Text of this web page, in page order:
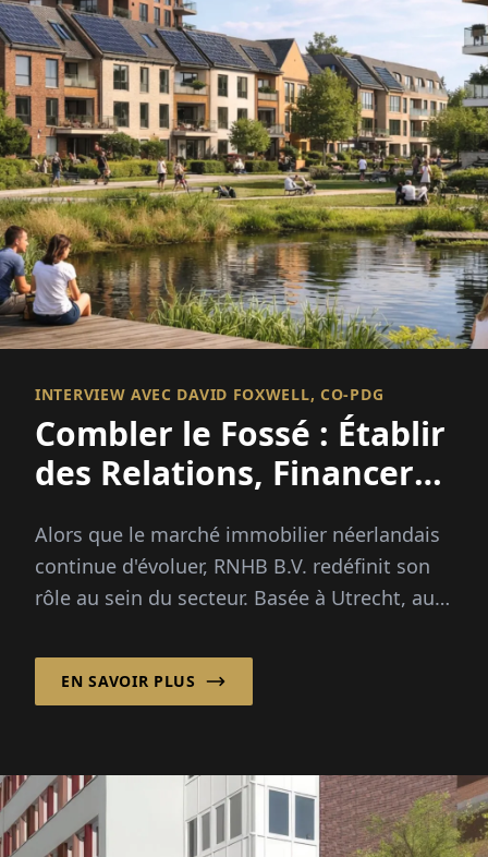
INTERVIEW AVEC DAVID FOXWELL, CO-PDG
Combler le Fossé : Établir
des Relations, Financer
Alors que le marché immobilier néerlandais
continue d'évoluer, RNHB B.V. redéfinit son
rôle au sein du secteur. Basée à Utrecht, aux
EN SAVOIR PLUS